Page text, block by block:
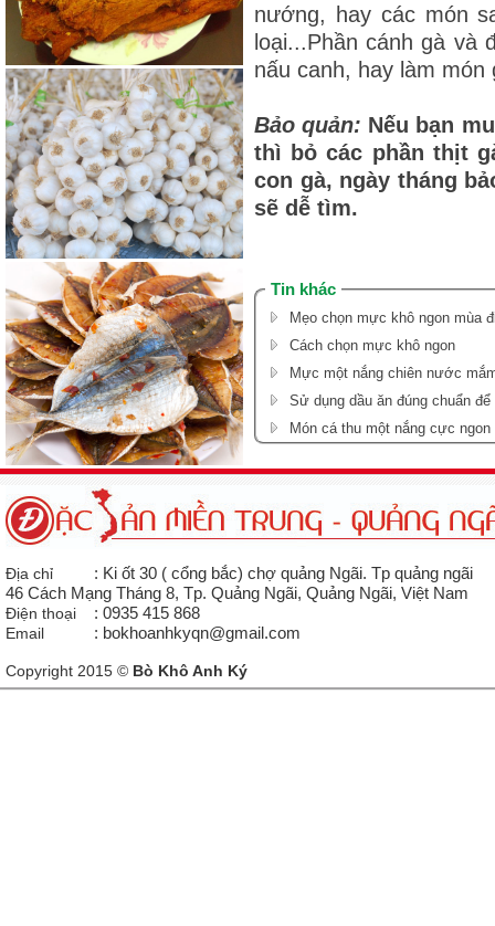
nướng, hay các món
loại...Phần cánh gà và
nấu canh, hay làm
Bảo quản: Nếu bạn
thì bỏ các phần thịt
con gà, ngày tháng
sẽ dễ tìm.
Tin khác
Mẹo chọn mực khô ngon mùa
Cách chọn mực khô ngon
Mực một nắng chiên nước
Sử dụng dầu ăn đúng chuẩn
Món cá thu một nắng cực ngon
Địa chỉ
: Ki ốt 30 ( cổng bắc) chợ quảng Ngãi. Tp quảng ngãi
46 Cách Mạng Tháng 8, Tp. Quảng Ngãi, Quảng Ngãi, Việt Nam
Điện thoại
: 0935 415 868
Email
: bokhoanhkyqn@gmail.com
Copyright 2015 © Bò Khô Anh Ký